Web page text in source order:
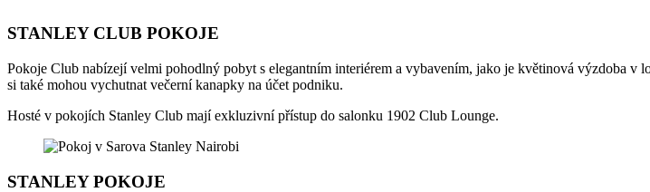
STANLEY CLUB POKOJE
Pokoje Club nabízejí velmi pohodlný pobyt s elegantním interiérem a vybavením, jako je květinová výzdoba
si také mohou vychutnat večerní kanapky na účet podniku.
Hosté v pokojích Stanley Club mají exkluzivní přístup do salonku 1902 Club Lounge.
STANLEY POKOJE